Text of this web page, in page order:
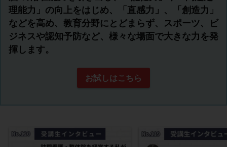
理能力」の向上をはじめ、「直感力」、「創造力」
などを高め、教育分野にとどまらず、スポーツ、ビ
ジネスや認知予防など、様々な場面で大きな力を発
揮します。
お試しはこちら